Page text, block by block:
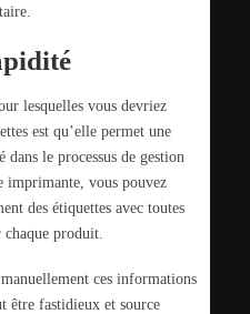
lesquelles vous devriez
est qu’elle permet une
le processus de gestion
imprimante, vous pouvez
des étiquettes avec toutes
produit.
ces informations
être fastidieux et source